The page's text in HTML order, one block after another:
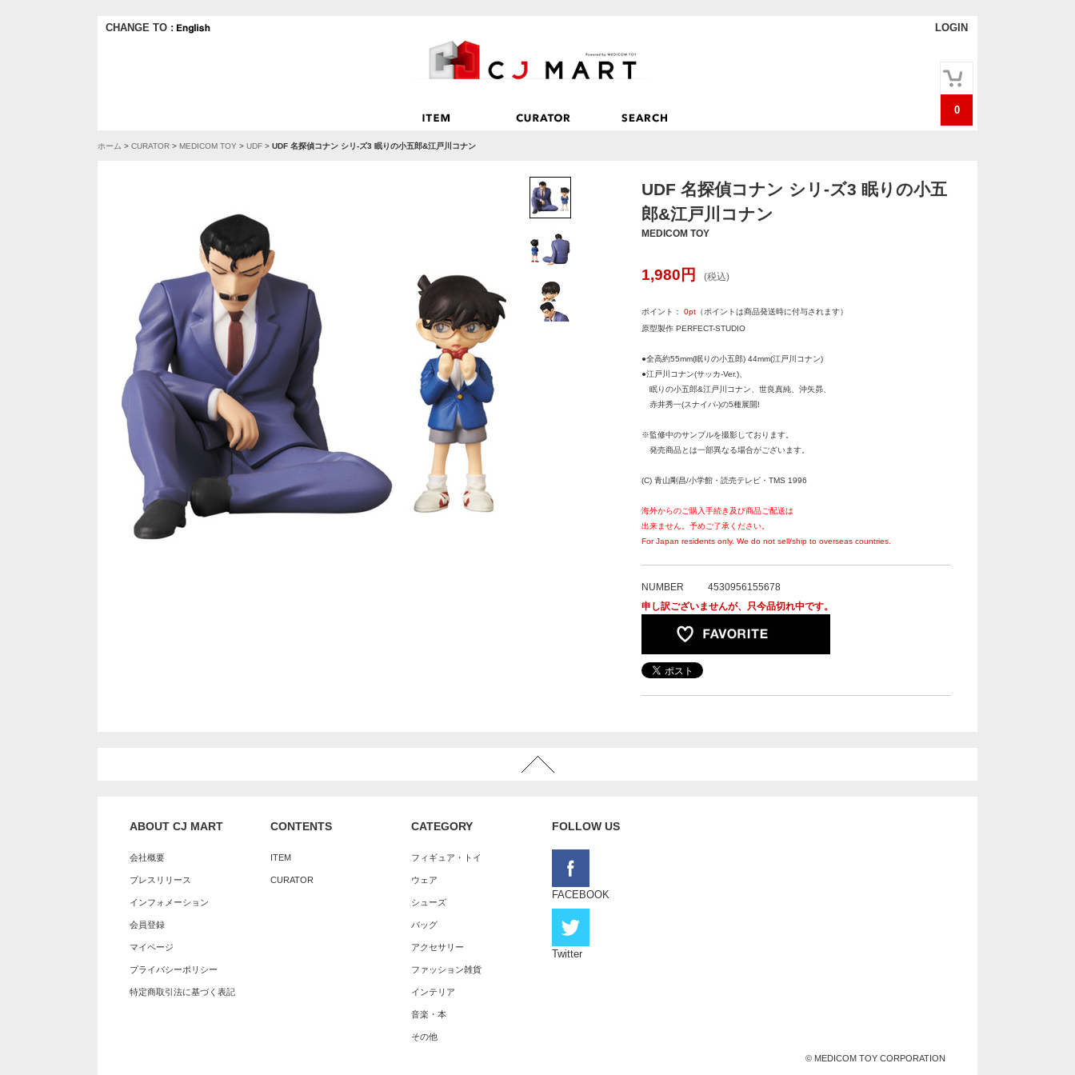
CHANGE TO : LOGIN
0
ホーム > CURATOR > MEDICOM TOY > UDF > UDF 名探偵コナン シリ-ズ3 眠りの小五郎&江戸川コナン
UDF 名探偵コナン シリ-ズ3 眠りの小五
郎&江戸川コナン
MEDICOM TOY
1,980 円 (税込)
ポイント： 0pt （ポイントは商品発送時に付与されます）
原型製作 PERFECT-STUDIO
●全高約55mm(眠りの小五郎) 44mm(江戸川コナン)
●江戸川コナン(サッカ-Ver.)、
眠りの小五郎&江戸川コナン、世良真純、沖矢昴、
赤井秀一(スナイパ-)の5種展開!
※監修中のサンプルを撮影しております。
発売商品とは一部異なる場合がございます。
(C) 青山剛昌/小学館・読売テレビ・TMS 1996
海外からのご購入手続き及び商品ご配送は
出来ません。予めご了承ください。
For Japan residents only. We do not sell/ship to overseas countries.
NUMBER
4530956155678
申し訳ございませんが、只今品切れ中です。
ABOUT CJ MART
会社概要
プレスリリース
インフォメーション
会員登録
マイページ
プライバシーポリシー
特定商取引法に基づく表記
CONTENTS
ITEM
CURATOR
CATEGORY
フィギュア・トイ
ウェア
シューズ
バッグ
アクセサリー
ファッション雑貨
インテリア
音楽・本
その他
FOLLOW US
FACEBOOK
Twitter
© MEDICOM TOY CORPORATION